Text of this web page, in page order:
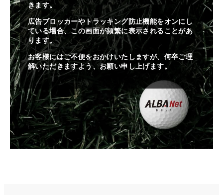
きます。
広告ブロッカーやトラッキング防止機能をオンにし
ている場合、この画面が頻繁に表示されることがあ
ります。
お客様にはご不便をおかけいたしますが、何卒ご理
解いただきますよう、お願い申し上げます。